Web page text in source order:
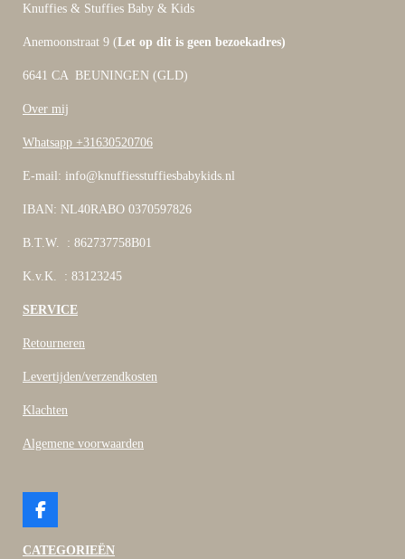
Knuffies & Stuffies Baby & Kids
Anemoonstraat 9 (Let op dit is geen bezoekadres)
6641 CA BEUNINGEN (GLD)
Over mij
Whatsapp +31630520706
E-mail: info@knuffiesstuffiesbabykids.nl
IBAN: NL40RABO 0370597826
B.T.W. : 862737758B01
K.v.K. : 83123245
SERVICE
Retourneren
Levertijden/verzendkosten
Klachten
Algemene voorwaarden
F
c
CATEGORIEËN